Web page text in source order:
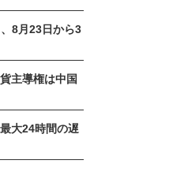
8月23日から3
主導権は中国
大24時間の遅